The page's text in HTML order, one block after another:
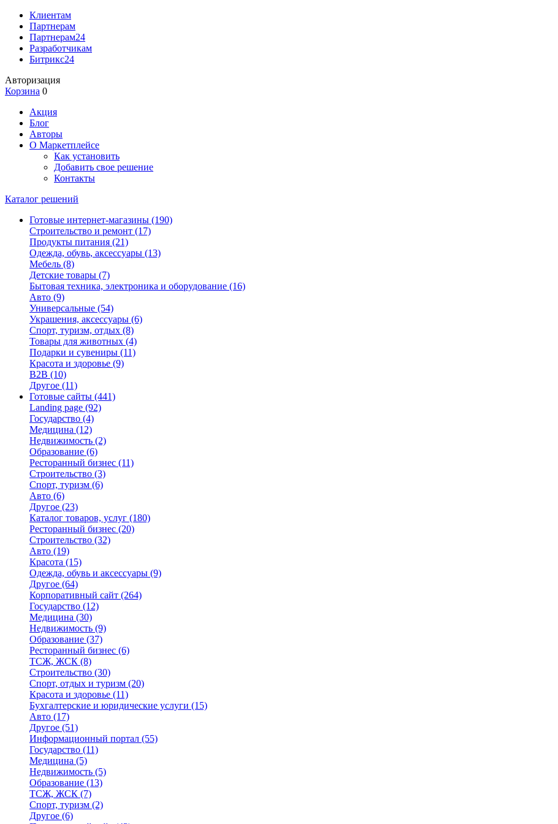
Клиентам
Партнерам
Партнерам24
Разработчикам
Битрикс24
Авторизация
Корзина 0
Акция
Блог
Авторы
О Маркетплейсе
Как установить
Добавить свое решение
Контакты
Каталог решений
Готовые интернет-магазины (190)
Строительство и ремонт (17)
Продукты питания (21)
Одежда, обувь, аксессуары (13)
Мебель (8)
Детские товары (7)
Бытовая техника, электроника и оборудование (16)
Авто (9)
Универсальные (54)
Украшения, аксессуары (6)
Спорт, туризм, отдых (8)
Товары для животных (4)
Подарки и сувениры (11)
Красота и здоровье (9)
B2B (10)
Другое (11)
Готовые сайты (441)
Landing page (92)
Государство (4)
Медицина (12)
Недвижимость (2)
Образование (6)
Ресторанный бизнес (11)
Строительство (3)
Спорт, туризм (6)
Авто (6)
Другое (23)
Каталог товаров, услуг (180)
Ресторанный бизнес (20)
Строительство (32)
Авто (19)
Красота (15)
Одежда, обувь и аксессуары (9)
Другое (64)
Корпоративный сайт (264)
Государство (12)
Медицина (30)
Недвижимость (9)
Образование (37)
Ресторанный бизнес (6)
ТСЖ, ЖСК (8)
Строительство (30)
Спорт, отдых и туризм (20)
Красота и здоровье (11)
Бухгалтерские и юридические услуги (15)
Авто (17)
Другое (51)
Информационный портал (55)
Государство (11)
Медицина (5)
Недвижимость (5)
Образование (13)
ТСЖ, ЖСК (7)
Спорт, туризм (2)
Другое (6)